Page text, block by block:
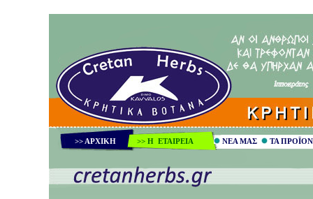
>> ΑΡΧΙΚΗ >> Η ΕΤΑΙΡΕΙΑ ΝΕΑ ΜΑΣ ΤΑ